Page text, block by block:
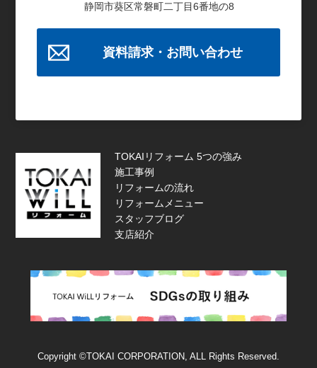
静岡市葵区常磐町二丁目6番地の8
資料請求・お問い合わせ
TOKAIリフォーム 5つの強み
施工事例
リフォームの流れ
リフォームメニュー
スタッフブログ
支店紹介
Copyright ©TOKAI CORPORATION, ALL Rights Reserved.